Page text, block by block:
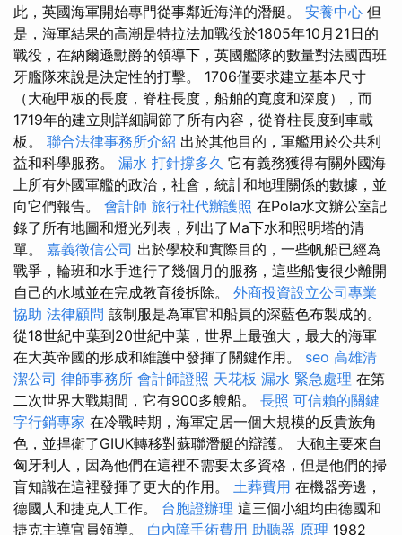
此，英國海軍開始專門從事鄰近海洋的潛艇。 安養中心 但
是，海軍結果的高潮是特拉法加戰役於1805年10月21日的
戰役，在納爾遜勳爵的領導下，英國艦隊的數量對法國西班
牙艦隊來說是決定性的打擊。 1706僅要求建立基本尺寸
（大砲甲板的長度，脊柱長度，船舶的寬度和深度），而
1719年的建立則詳細調節了所有內容，從脊柱長度到車載
板。 聯合法律事務所介紹 出於其他目的，軍艦用於公共利
益和科學服務。 漏水 打針撐多久 它有義務獲得有關外國海
上所有外國軍艦的政治，社會，統計和地理關係的數據，並
向它們報告。 會計師 旅行社代辦護照 在Pola水文辦公室記
錄了所有地圖和燈光列表，列出了Ma下水和照明塔的清
單。 嘉義徵信公司 出於學校和實際目的，一些帆船已經為
戰爭，輪班和水手進行了幾個月的服務，這些船隻很少離開
自己的水域並在完成教育後拆除。 外商投資設立公司專業
協助 法律顧問 該制服是為軍官和船員的深藍色布製成的。
從18世紀中葉到20世紀中葉，世界上最強大，最大的海軍
在大英帝國的形成和維護中發揮了關鍵作用。 seo 高雄清
潔公司 律師事務所 會計師證照 天花板 漏水 緊急處理 在第
二次世界大戰期間，它有900多艘船。 長照 可信賴的關鍵
字行銷專家 在冷戰時期，海軍定居一個大規模的反貴族角
色，並捍衛了GIUK轉移對蘇聯潛艇的辯護。 大砲主要來自
匈牙利人，因為他們在這裡不需要太多資格，但是他們的掃
盲知識在這裡發揮了更大的作用。 土葬費用 在機器旁邊，
德國人和捷克人工作。 台胞證辦理 這三個小組均由德國和
捷克主導官員領導。 白內障手術費用 助聽器 原理 1982